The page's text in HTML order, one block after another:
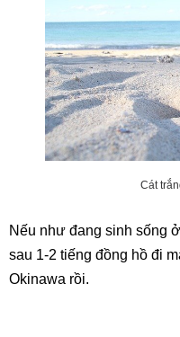
Cát
Nếu như đang sinh sống
sau 1-2 tiếng đồng hồ đi
Okinawa rồi.